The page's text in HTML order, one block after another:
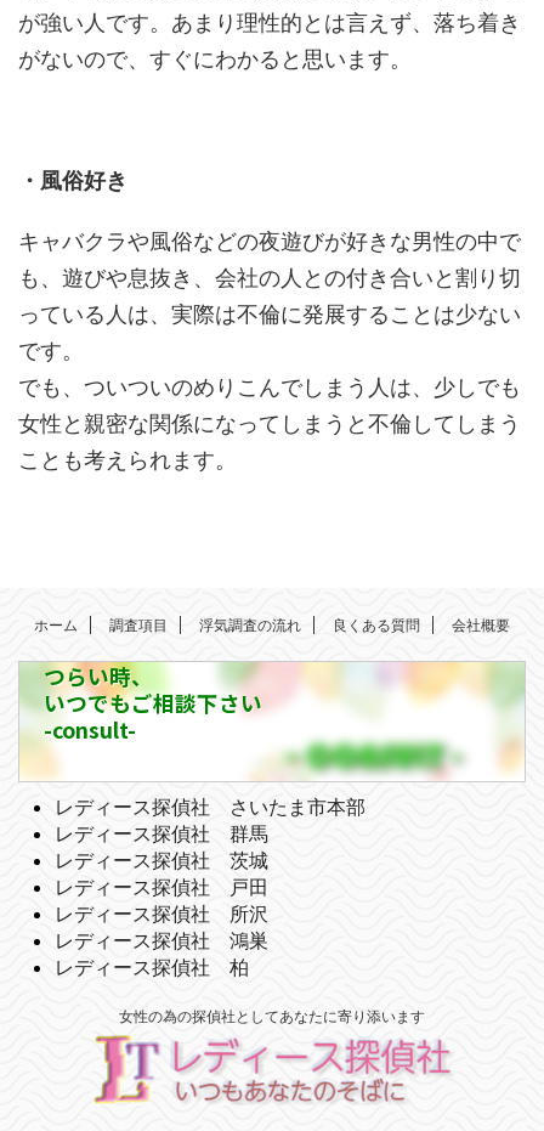
が強い人です。あまり理性的とは言えず、落ち着き
がないので、すぐにわかると思います。
・風俗好き
キャバクラや風俗などの夜遊びが好きな男性の中で
も、遊びや息抜き、会社の人との付き合いと割り切
っている人は、実際は不倫に発展することは少ない
です。
でも、ついついのめりこんでしまう人は、少しでも
女性と親密な関係になってしまうと不倫してしまう
ことも考えられます。
ホーム 調査項目 浮気調査の流れ 良くある質問 会社概要
つらい時、
いつでもご相談下さい
-consult-
レディース探偵社 さいたま市本部
レディース探偵社 群馬
レディース探偵社 茨城
レディース探偵社 戸田
レディース探偵社 所沢
レディース探偵社 鴻巣
レディース探偵社 柏
女性の為の探偵社としてあなたに寄り添います